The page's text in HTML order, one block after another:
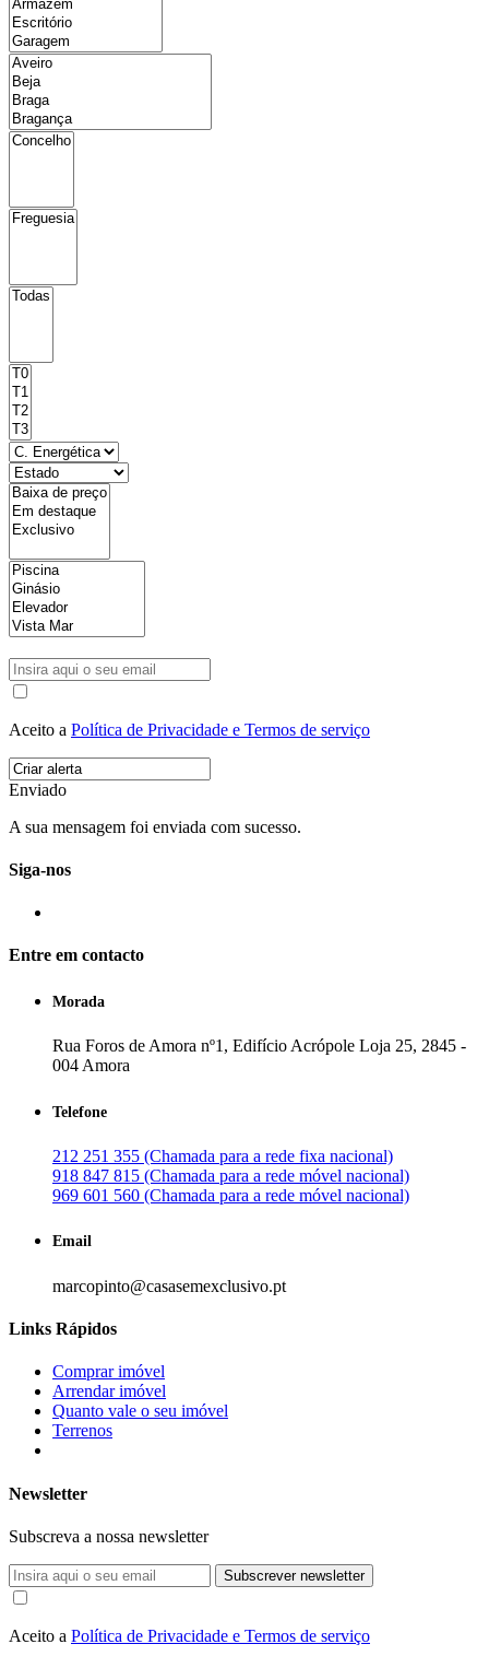
Aceito a Política de Privacidade e Termos de serviço
Enviado
A sua mensagem foi enviada com sucesso.
Siga-nos
Entre em contacto
Morada
Rua Foros de Amora nº1, Edifício Acrópole Loja 25, 2845 -
004 Amora
Telefone
212 251 355 (Chamada para a rede fixa nacional)
918 847 815 (Chamada para a rede móvel nacional)
969 601 560 (Chamada para a rede móvel nacional)
Email
marcopinto@casasemexclusivo.pt
Links Rápidos
Comprar imóvel
Arrendar imóvel
Quanto vale o seu imóvel
Terrenos
Newsletter
Subscreva a nossa newsletter
Subscrever newsletter
Aceito a Política de Privacidade e Termos de serviço